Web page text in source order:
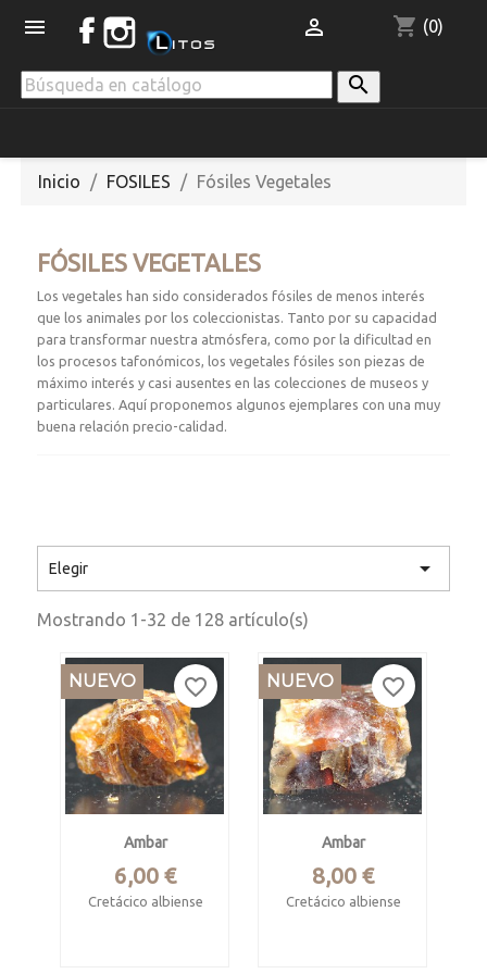
 shopping_cart (0)


Inicio FOSILES Fósiles Vegetales
FÓSILES VEGETALES
Los vegetales han sido considerados fósiles de menos interés
que los animales por los coleccionistas. Tanto por su capacidad
para transformar nuestra atmósfera, como por la dificultad en
los procesos tafonómicos, los vegetales fósiles son piezas de
máximo interés y casi ausentes en las colecciones de museos y
particulares. Aquí proponemos algunos ejemplares con una muy
buena relación precio-calidad.
Elegir 
Mostrando 1-32 de 128 artículo(s)
Ambar
Precio
6,00 €
Cretácico albiense
NUEVO favorite_border
Ambar
Precio
8,00 €
Cretácico albiense
NUEVO favorite_border